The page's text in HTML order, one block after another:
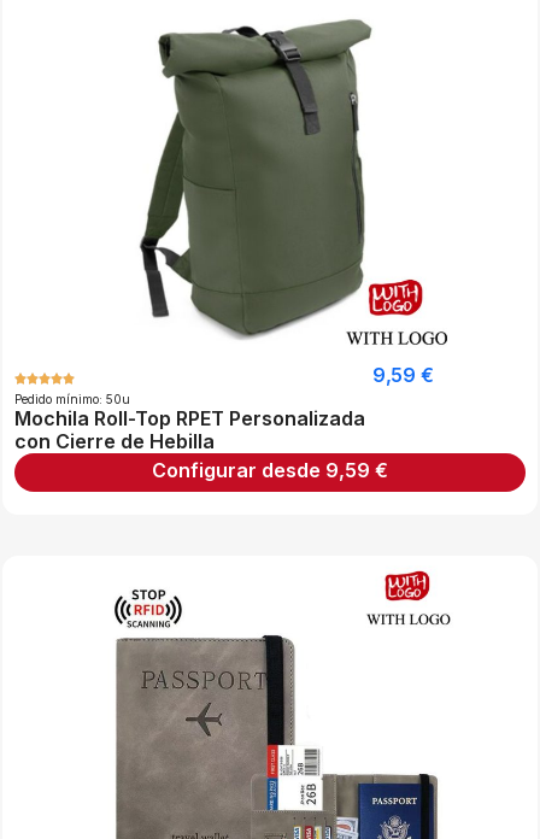
Pedido mínimo: 50u
Mochila Roll-Top RPET Personalizada
con Cierre de Hebilla
9,59 €
Configurar desde 9,59 €